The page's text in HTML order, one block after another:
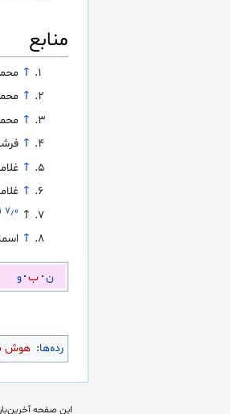
منابع
↑
↑
↑
↑
↑
↑
↑۷٫۰
↑
ن ب و
رده‌ها: هوش
این صفحه آخرین‌بار در ‏۱۹ مهٔ ۲۰۲۵ ساعت ‏۲۰:۴۱